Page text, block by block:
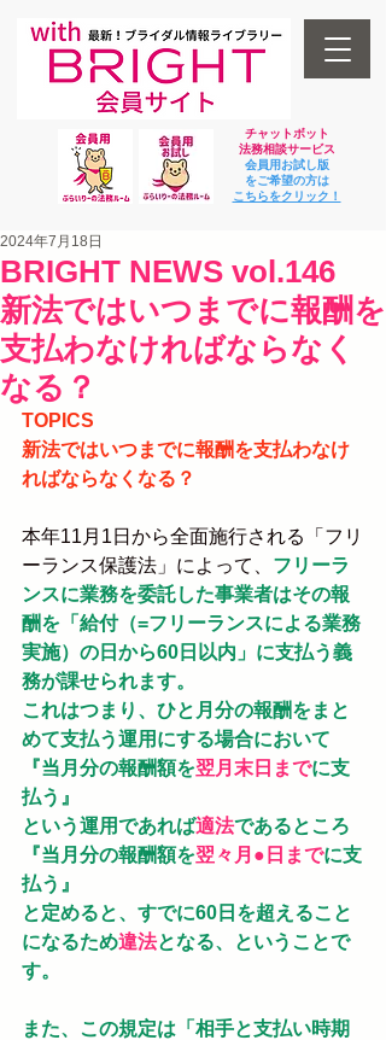
チャットボット
法務相談サービス
会員用お試し版
をご希望の方は
​こちらをクリック！
BRIGHT NEWS vol.146
新法ではいつまでに報酬を
支払わなければならなく
なる？
2024年7月18日
TOPICS
新法ではいつまでに報酬を支払わなけ
ればならなくなる？
本年11月1日から全面施行される「フリ
ーランス保護法」によって、 フリーラ
ンスに業務を委託した事業者はその報
酬を「給付（=フリーランスによる業務
実施）の日から60日以内」に支払う義
務が課せられます。
これはつまり、ひと月分の報酬をまと
めて支払う運用にする場合において
『当月分の報酬額を翌月末日までに支
払う』
という運用であれば適法であるところ
『当月分の報酬額を翌々月●日までに支
払う』
と定めると、すでに60日を超えること
になるため違法となる、ということで
す。
また、この規定は「相手と支払い時期